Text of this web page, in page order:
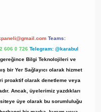
Teams:
606 0 726 Telegram: @karabul
gereğince Bilgi Teknolojileri ve
bir Yer Sağlayıcı olarak hizmet
proaktif olarak denetleme veya
Ancak, üyelerimiz yazdıkları
üye olarak bu sorumluluğu